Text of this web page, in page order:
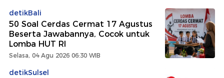
detikBali
50 Soal Cerdas Cermat 17 Agustus
Beserta Jawabannya, Cocok untuk
Lomba HUT RI
Selasa, 04 Agu 2026 06:30 WIB
detikSulsel